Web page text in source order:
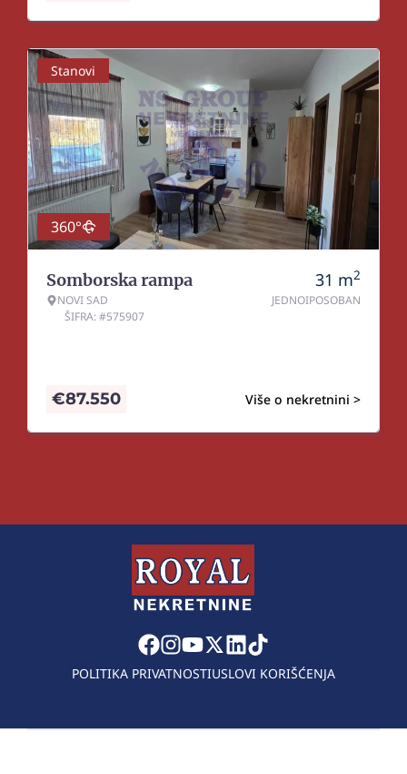
Stanovi
360°
Somborska rampa
NOVI SAD
ŠIFRA: #575907
31 m2
JEDNOIPOSOBAN
Više o nekretnini >
€87.550
POLITIKA PRIVATNOSTIUSLOVI KORIŠĆENJA